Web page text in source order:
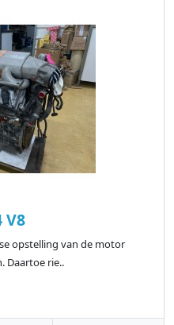
V8
opstelling van de motor
Daartoe rie..